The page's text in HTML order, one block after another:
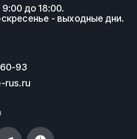
до 18:00.
- выходные дни.
93
rus.ru